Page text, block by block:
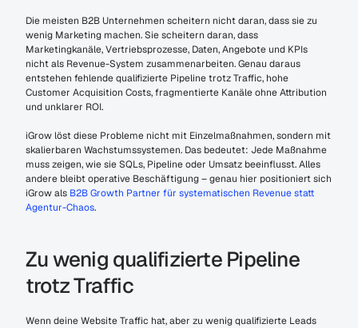
Die meisten B2B Unternehmen scheitern nicht daran, dass sie zu
wenig Marketing machen. Sie scheitern daran, dass
Marketingkanäle, Vertriebsprozesse, Daten, Angebote und KPIs
nicht als Revenue-System zusammenarbeiten. Genau daraus
entstehen fehlende qualifizierte Pipeline trotz Traffic, hohe
Customer Acquisition Costs, fragmentierte Kanäle ohne Attribution
und unklarer ROI.
iGrow löst diese Probleme nicht mit Einzelmaßnahmen, sondern mit
skalierbaren Wachstumssystemen. Das bedeutet: Jede Maßnahme
muss zeigen, wie sie SQLs, Pipeline oder Umsatz beeinflusst. Alles
andere bleibt operative Beschäftigung – genau hier positioniert sich
iGrow als B2B Growth Partner für systematischen Revenue statt
Agentur-Chaos.
Zu wenig qualifizierte Pipeline
trotz Traffic
Wenn deine Website Traffic hat, aber zu wenig qualifizierte Leads